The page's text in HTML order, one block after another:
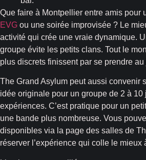
Que faire à Montpellier entre amis pour
EVG ou une soirée improvisée ? Le
activité qui crée une vraie dynamique.
groupe évite les petits clans. Tout le
plus discrets finissent par se prendre au
The Grand Asylum peut aussi convenir
idée originale pour un groupe de 2 à
expériences. C’est pratique pour un
une bande plus nombreuse. Vous
disponibles via la page des salles de
réserver l’expérience qui colle le mieux